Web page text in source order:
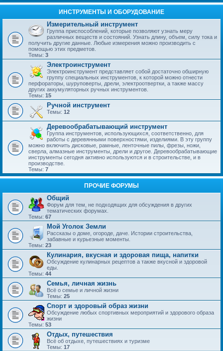
ИНСТРУМЕНТЫ И ОБОРУДОВАНИЕ
Измерительный инструмент
Группа приспособлений, которые позволяют узнать меру
различных веществ и состояний. Узнать длину, объем, силу тока и
получить другие данные. Любые измерения можно производить с
помощью этих предметов.
Темы: 3
Электроинструмент
Электроинструмент представляет собой достаточно обширную
группу специальных инструментов, к которой можно отнести
перфораторы, шуруповерты, дрели, электроотвертки, а также массу
других аккумуляторных ручных инструментов.
Темы: 15
Ручной инструмент
Темы: 12
Деревообрабатывающий инструмент
Группа инструментов, использующихся, соответственно, для
работы с деревянными поверхностями, изделиями. В эту группу
можно включить дисковые, рамные, ленточные пилы, фрезы, ножи,
сверла, алмазные инструменты, дрели и другое. Деревообрабатывающие
инструменты сегодня активно используются и в строительстве, и в
производстве.
Темы: 7
ПРОЧИЕ ФОРУМЫ
Общий
Форум для тем, не подходящих для обсуждения в других
тематических форумах.
Темы: 67
Мой Уголок Земли
Рассказы о доме, огороде, даче. Истории строительства,
забавные и курьезные моменты.
Темы: 23
Кулинария, вкусная и здоровая пища, напитки
Обсуждение кулинарных рецептов а также вкусной и здоровой
еды.
Темы: 44
Семья, личная жизнь
Всё о семье и личной жизни
Темы: 25
Спорт и здоровый образ жизни
Обсуждение любых спортивных мероприятий и здорового образа
жизни
Темы: 53
Отдых, путешествия
Всё об отдыхе, путешествиях и туризме
Темы: 17